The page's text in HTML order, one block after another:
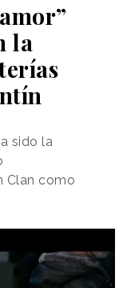
la
sido la
Clan como